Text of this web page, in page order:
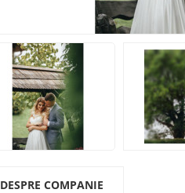
DESPRE COMPANIE